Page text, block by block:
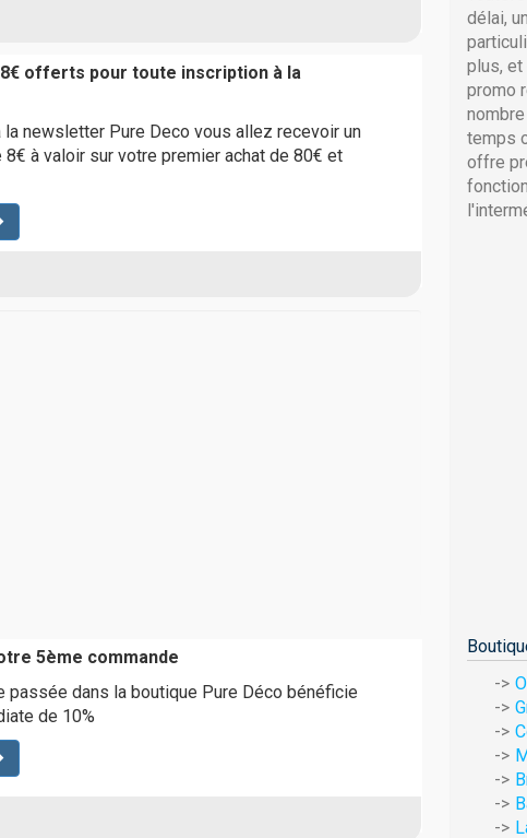
offerts pour toute inscription à la
la newsletter Pure Deco vous allez recevoir un
à valoir sur votre premier achat de 80€ et
5ème commande
passée dans la boutique Pure Déco bénéficie
de 10%
délai,
plus,
promo
temps
offre